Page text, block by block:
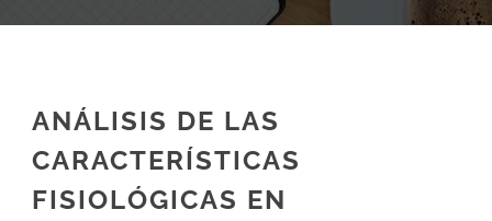
ANÁLISIS DE LAS
CARACTERÍSTICAS
FISIOLÓGICAS EN